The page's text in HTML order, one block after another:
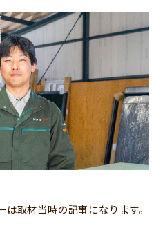
取材当時の記事になります。